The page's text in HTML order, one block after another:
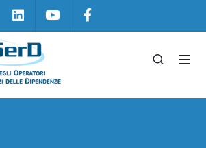
Linkedin Youtube